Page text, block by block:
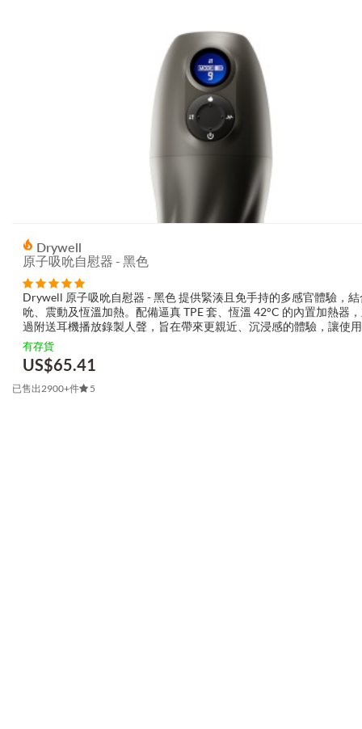
Drywell
原子吸吮自慰器 - 黑色
Drywell 原子吸吮自慰器 - 黑色 提供緊湊且免手持的多感官體驗，
吮、震動及恆溫加熱。配備逼真 TPE 套、恆溫 42°C 的內置加熱器
過附送耳機播放錄製人聲，旨在帶來更親近、沉浸感的體驗，讓使
不同強度的感受。 顧客喜愛 Drywell 原子吸吮自慰器 - ...
有存貨
US$65.41
已售出2900+件 5